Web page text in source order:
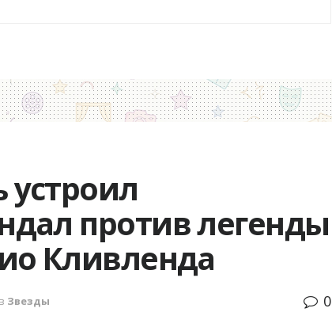
против легенды
Кливленда
в Звезды 0